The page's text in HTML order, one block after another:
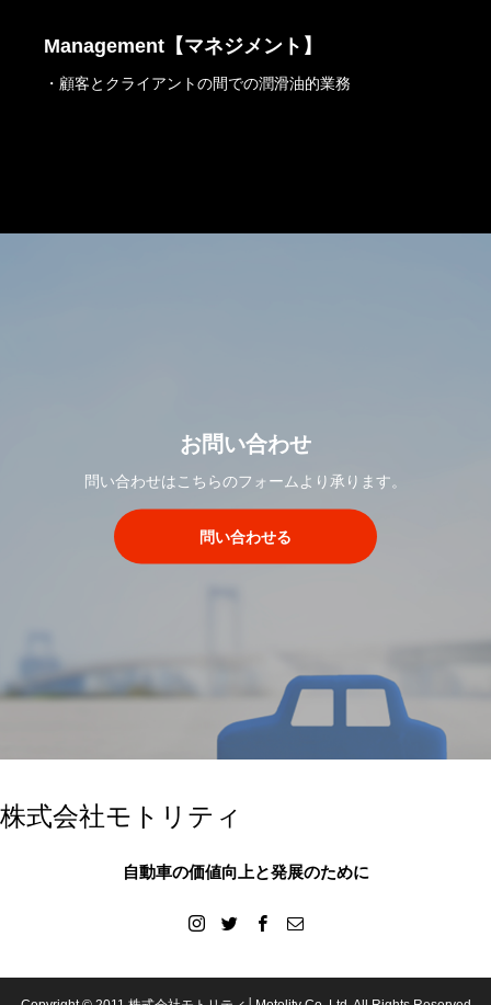
Management【マネジメント】
・顧客とクライアントの間での潤滑油的業務
お問い合わせ
問い合わせはこちらのフォームより承ります。
問い合わせる
株式会社モトリティ
自動車の価値向上と発展のために